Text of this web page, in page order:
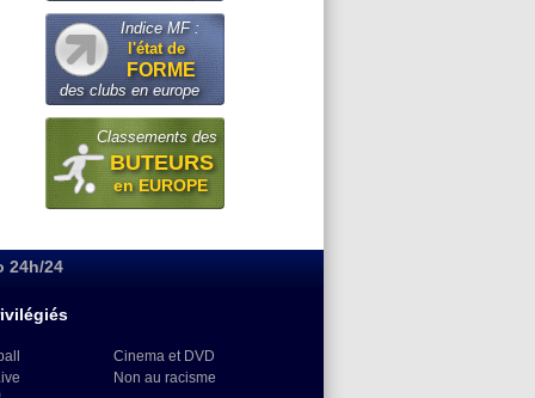
Indice MF :
l'état de
FORME
des clubs en europe
Classements des
BUTEURS
en EUROPE
24h/24
Cinema et DVD
Non au racisme